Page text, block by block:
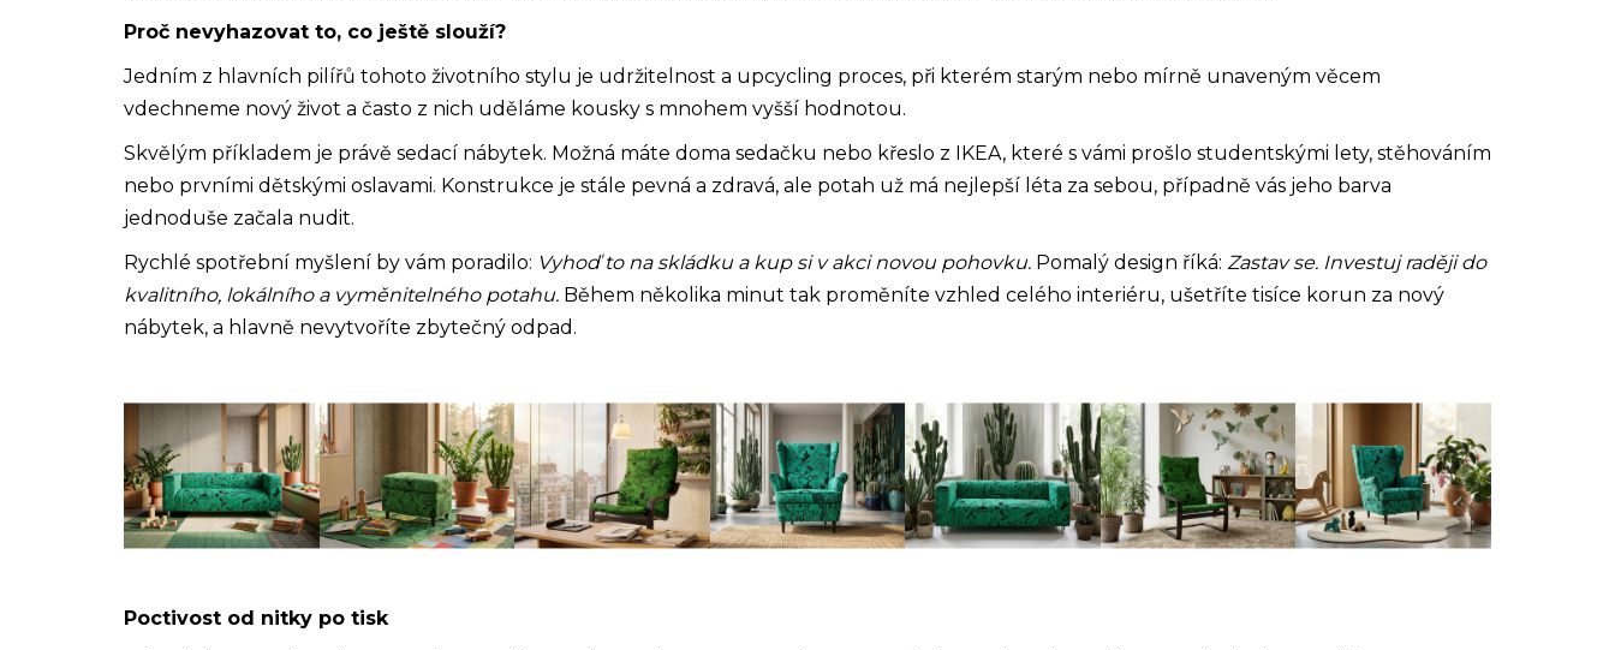
Proč nevyhazovat to, co ještě slouží?
Jedním z hlavních pilířů tohoto životního stylu je udržitelnost a upcycling proces, při kterém starým nebo mírně unaveným věcem
vdechneme nový život a často z nich uděláme kousky s mnohem vyšší hodnotou.
Skvělým příkladem je právě sedací nábytek. Možná máte doma sedačku nebo křeslo z IKEA, které s vámi prošlo studentskými lety, stěhováním
nebo prvními dětskými oslavami. Konstrukce je stále pevná a zdravá, ale potah už má nejlepší léta za sebou, případně vás jeho barva
jednoduše začala nudit.
Rychlé spotřební myšlení by vám poradilo: Vyhoď to na skládku a kup si v akci novou pohovku. Pomalý design říká: Zastav se. Investuj raději do
kvalitního, lokálního a vyměnitelného potahu. Během několika minut tak proměníte vzhled celého interiéru, ušetříte tisíce korun za nový
nábytek, a hlavně nevytvoříte zbytečný odpad.
Poctivost od nitky po tisk